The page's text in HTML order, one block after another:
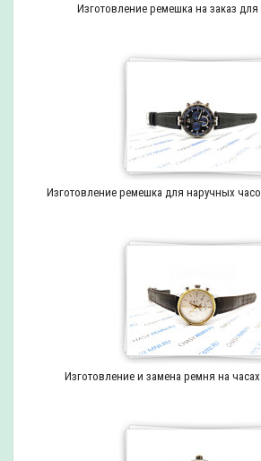
Изготовление ремешка на заказ для
Изготовление ремешка для наручных
Изготовление и замена ремня на